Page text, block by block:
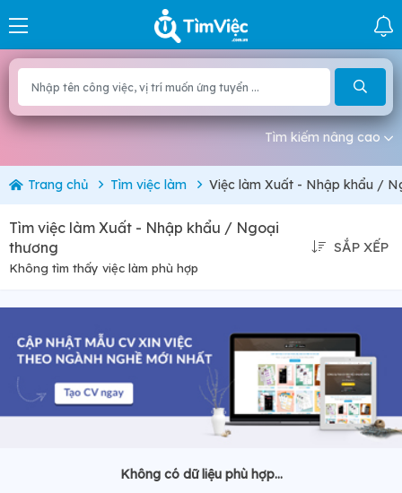
Tìm kiếm nâng cao
Trang chủ Tìm việc làm Việc làm Xuất - Nhập khẩu /
Tìm việc làm Xuất - Nhập khẩu / Ngoại
thương
Không tìm thấy việc làm phù hợp
SẮP XẾP
Không có dữ liệu phù hợp...